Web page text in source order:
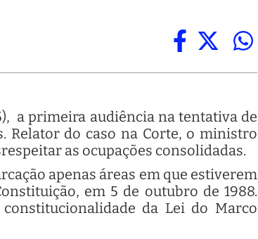
a primeira audiência na tentativa de
Relator do caso na Corte, o ministro
as ocupações consolidadas.
apenas áreas em que estiverem
em 5 de outubro de 1988.
da Lei do Marco